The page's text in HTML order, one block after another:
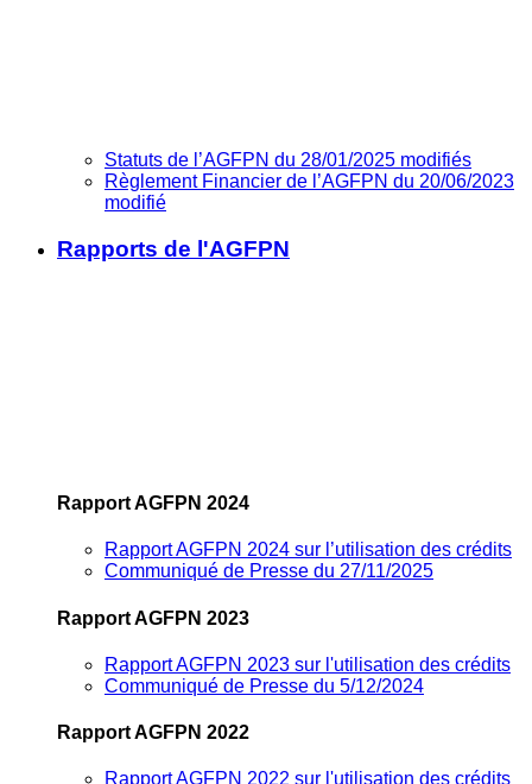
Statuts de l’AGFPN du 28/01/2025 modifiés
Règlement Financier de l’AGFPN du 20/06/2023
modifié
Rapports de l'AGFPN
Rapport AGFPN 2024
Rapport AGFPN 2024 sur l’utilisation des crédits
Communiqué de Presse du 27/11/2025
Rapport AGFPN 2023
Rapport AGFPN 2023 sur l'utilisation des crédits
Communiqué de Presse du 5/12/2024
Rapport AGFPN 2022
Rapport AGFPN 2022 sur l'utilisation des crédits